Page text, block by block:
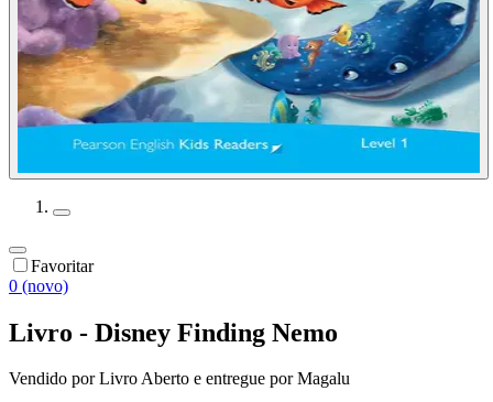
Favoritar
0 (novo)
Livro - Disney Finding Nemo
Vendido porLivro Aberto e entregue por Magalu